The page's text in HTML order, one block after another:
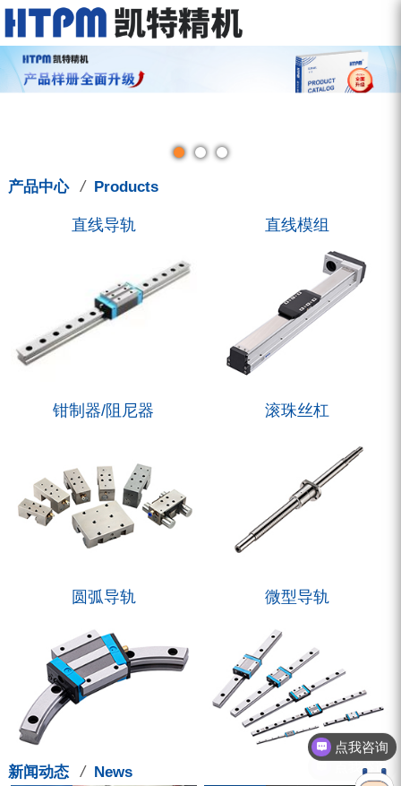
走进凯特
关于我们
产品中心
直线导轨
圆弧导轨
微型导轨
服务中心
型录下载
新闻中心
新闻动态
联系我们
联系方式
产品中心 /Products
直线导轨 直线模组
钳制器/阻尼器 滚珠丝杠
圆弧导轨 微型导轨
新闻动态 /News
点我咨询
点我咨询